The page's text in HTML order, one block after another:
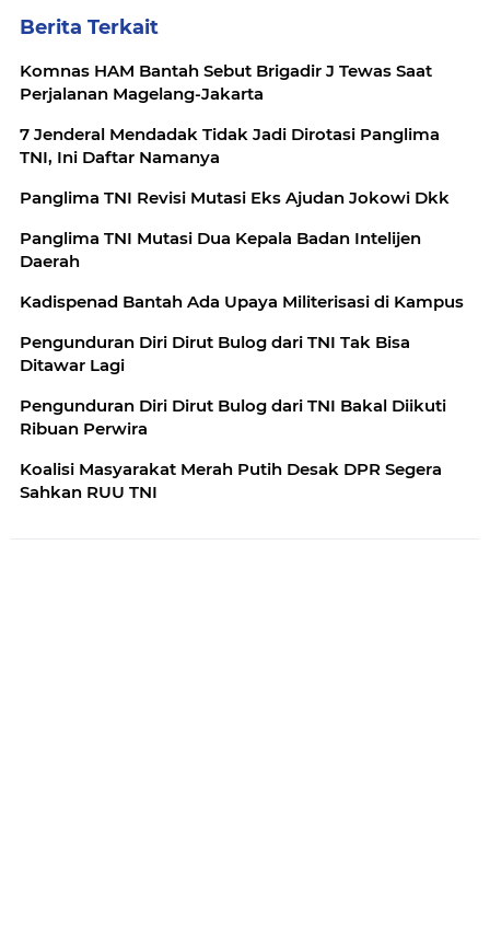
Berita Terkait
Komnas HAM Bantah Sebut Brigadir J Tewas Saat
Perjalanan Magelang-Jakarta
7 Jenderal Mendadak Tidak Jadi Dirotasi Panglima
TNI, Ini Daftar Namanya
Panglima TNI Revisi Mutasi Eks Ajudan Jokowi Dkk
Panglima TNI Mutasi Dua Kepala Badan Intelijen
Daerah
Kadispenad Bantah Ada Upaya Militerisasi di Kampus
Pengunduran Diri Dirut Bulog dari TNI Tak Bisa
Ditawar Lagi
Pengunduran Diri Dirut Bulog dari TNI Bakal Diikuti
Ribuan Perwira
Koalisi Masyarakat Merah Putih Desak DPR Segera
Sahkan RUU TNI